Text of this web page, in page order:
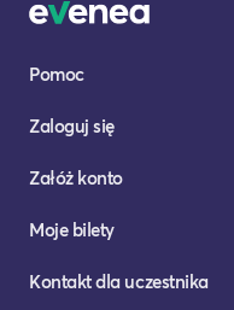
Pomoc
Zaloguj się
Załóż konto
Moje bilety
Kontakt dla uczestnika